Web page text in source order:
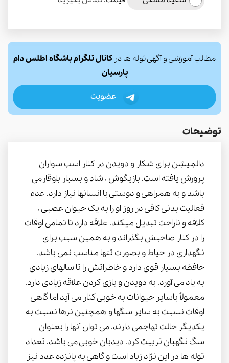
مطالب آموزشی و آگهی توله ها در کانال تلگرام باشگاه اطلس دام
پارسیان
عضویت
توضیحات
دالمِیشِن برای شکار و دویدن در کنار اسب سواران
پرورش یافته است. بازیگوش ، شاد و بسیار باوقارمی
باشد و به همراهی و دوستی با انسانها نیاز دارد. عدم
فعالیت بدنی کافی در روز او را به یک حیوان عصبی ،
کلافه و ناراحت تبدیل میکند. علاقه دارد تا تمامی اوقات
را در کنار صاحبش بگذراند و به همین سبب برای
نگهداری در حیاط و بصورت تنها مناسب نمی باشد.
حافظه بسیار قوی دارد و خاطراتش را تا سالهای زیادی
به یاد می آورد. به دویدن و بازی کردن علاقه زیادی دارد.
معمولاً باسایر حیوانات به خوبی کنار می آید اما گاهی
اوقات نسبت به سایر سگها و همچنین نرها نسبت به
یکدیگر حالت تهاجمی دارند. می توان آنها را بعنوان
سگ نگهبان تربیت کرد. دیدبان خوبی می باشد. تعداد
توله ها در این نژاد زیاد است و گاهی به پانزده عدد نیز